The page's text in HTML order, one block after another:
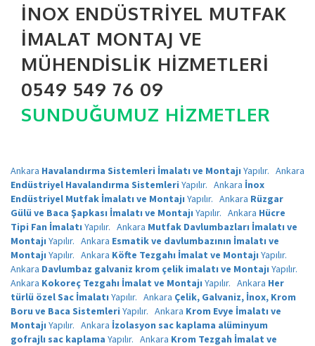
İNOX ENDÜSTRIYEL MUTFAK
İMALAT MONTAJ VE
MÜHENDISLIK HIZMETLERI
0549 549 76 09
SUNDUĞUMUZ HIZMETLER
Ankara Havalandırma Sistemleri İmalatı ve Montajı Yapılır. Ankara
Endüstriyel Havalandırma Sistemleri Yapılır. Ankara İnox
Endüstriyel Mutfak İmalatı ve Montajı Yapılır. Ankara Rüzgar
Gülü ve Baca Şapkası İmalatı ve Montajı Yapılır. Ankara Hücre
Tipi Fan İmalatı Yapılır. Ankara Mutfak Davlumbazları İmalatı ve
Montajı Yapılır. Ankara Esmatik ve davlumbazının İmalatı ve
Montajı Yapılır. Ankara Köfte Tezgahı İmalat ve Montajı Yapılır.
Ankara Davlumbaz galvaniz krom çelik imalatı ve Montajı Yapılır.
Ankara Kokoreç Tezgahı İmalat ve Montajı Yapılır. Ankara Her
türlü özel Sac İmalatı Yapılır. Ankara Çelik, Galvaniz, İnox, Krom
Boru ve Baca Sistemleri Yapılır. Ankara Krom Evye İmalatı ve
Montajı Yapılır. Ankara İzolasyon sac kaplama alüminyum
gofrajlı sac kaplama Yapılır. Ankara Krom Tezgah İmalat ve